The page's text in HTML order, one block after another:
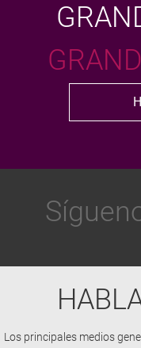
Los principales medios